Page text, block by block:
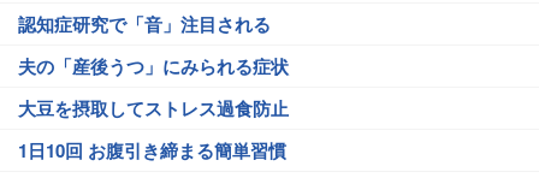
認知症研究で「音」注目される
夫の「産後うつ」にみられる症状
大豆を摂取してストレス過食防止
1日10回 お腹引き締まる簡単習慣